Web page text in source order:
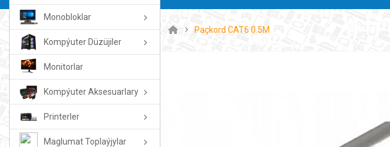
Monobloklar
Kompýuter Düzüjiler
Monitorlar
Kompýuter Aksesuarlary
Printerler
Maglumat Toplaýjylar
Paçkord CAT6 0.5M